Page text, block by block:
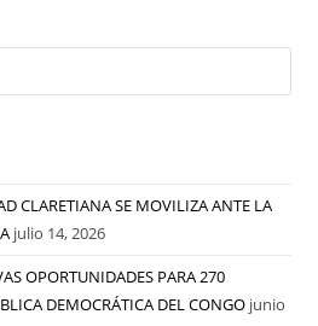
CLARETIANA SE MOVILIZA ANTE LA
julio 14, 2026
OPORTUNIDADES PARA 270
DEMOCRÁTICA DEL CONGO junio